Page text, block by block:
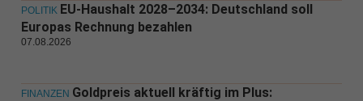
POLITIK EU-Haushalt 2028–2034: Deutschland soll
Europas Rechnung bezahlen
07.08.2026
FINANZEN Goldpreis aktuell kräftig im Plus: